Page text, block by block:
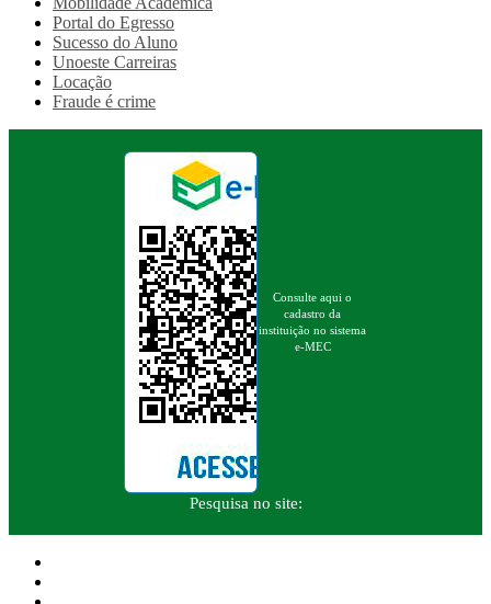
Portal do Egresso
Sucesso do Aluno
Unoeste Carreiras
Locação
Fraude é crime
Consulte aqui o
cadastro da
instituição no sistema
e-MEC
Pesquisa no site: